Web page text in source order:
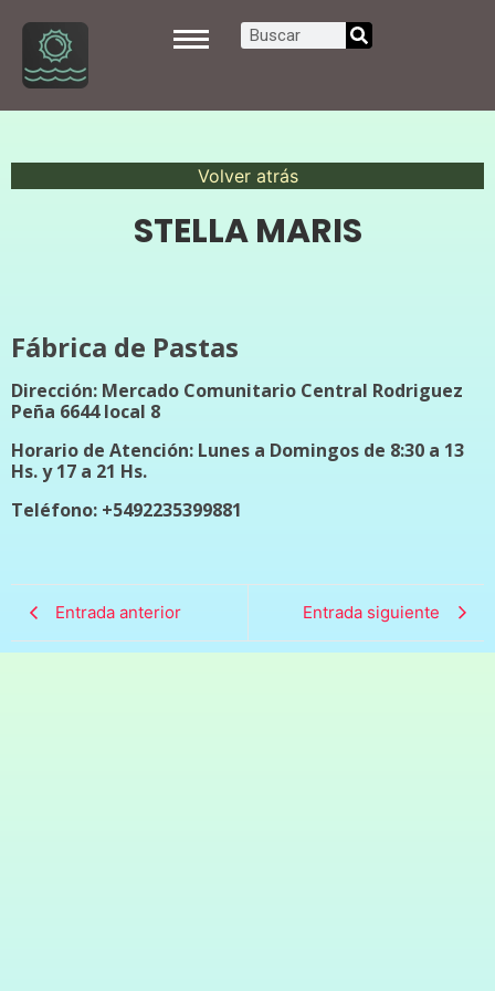
Volver atrás
STELLA MARIS
Fábrica de Pastas
Dirección: Mercado Comunitario Central Rodriguez
Peña 6644 local 8
Horario de Atención: Lunes a Domingos de 8:30 a 13
Hs. y 17 a 21 Hs.
Teléfono: +5492235399881
Entrada anterior Entrada siguiente